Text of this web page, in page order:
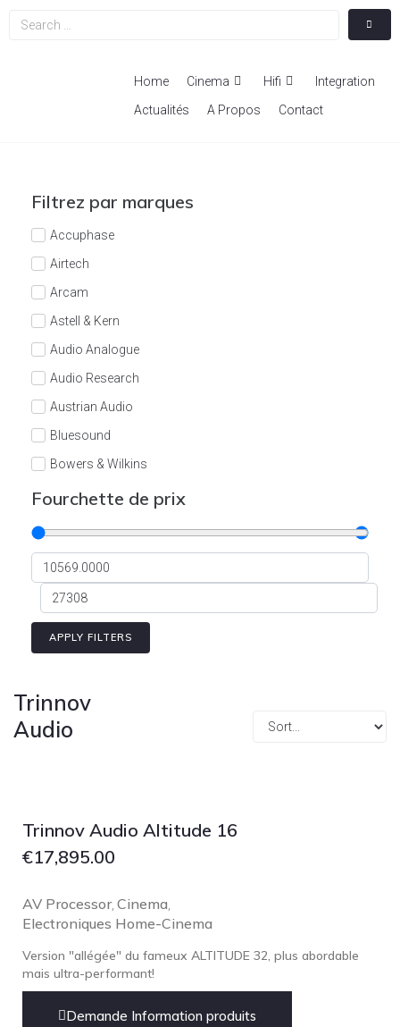
Home Cinema Hifi
Integration
Actualités
A Propos Contact
Filtrez par marques
Accuphase
Airtech
Arcam
Astell & Kern
Audio Analogue
Audio Research
Austrian Audio
Bluesound
Bowers & Wilkins
Burson
Dali
Degritter
Denon
ESTELON
Grado
Grimm Audio
Hegel
HIFIMAN
HMS
ifi audio
Fourchette de prix
APPLY FILTERS
Trinnov
Audio
Trinnov Audio Altitude 16
€17,895.00
AV Processor, Cinema
Electroniques Home-Cinema
Version "allégée" du fameux ALTITUDE 32, plus abordable
mais ultra-performant!
Demande Information produits